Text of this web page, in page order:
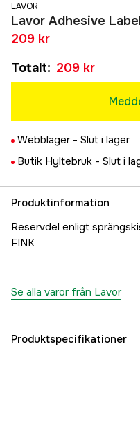
LAVOR
Lavor Adhesive
209 kr
Totalt: 209 kr
Webblager - Slut i lager
Butik Hyltebruk - Slut i
Produktinformation
Reservdel enligt
FINK
Se alla varor från Lavor
Produktspecifikationer